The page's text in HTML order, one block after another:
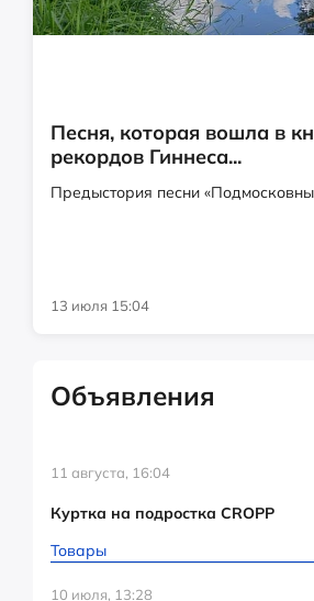
Песня, которая вошла в
рекордов Гиннеса...
Предыстория песни
13 июля 15:04
Объявления
11 августа, 16:04
Куртка на подростка CROPP
Товары
10 июля, 13:28